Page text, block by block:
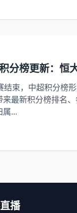
分榜更新：恒
结束，中超积分榜
来最新积分榜排名
属...
播